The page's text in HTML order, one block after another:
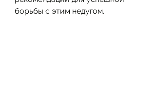
борьбы с этим недугом.